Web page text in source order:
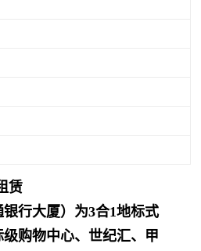
赁
行大厦）为3合1地标式
购物中心、世纪汇、甲